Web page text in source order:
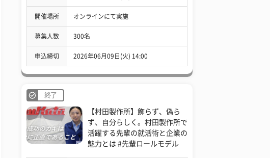
開催場所 オンラインにて実施
募集人数 300名
申込締切 2026年06月09日(火) 14:00
終了
【村田製作所】飾らず、偽ら
ず、自分らしく。村田製作所で
活躍する先輩の就活術と企業の
魅力とは #先輩ロールモデル